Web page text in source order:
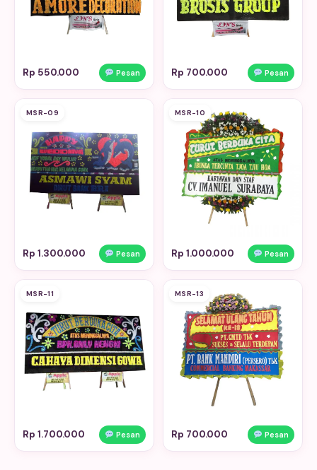
Rp 550.000 Pesan Rp 700.000 Pesan
MSR-09
Rp 1.300.000 Pesan
MSR-10
Rp 1.000.000 Pesan
MSR-11
Rp 1.700.000 Pesan
MSR-13
Rp 700.000 Pesan